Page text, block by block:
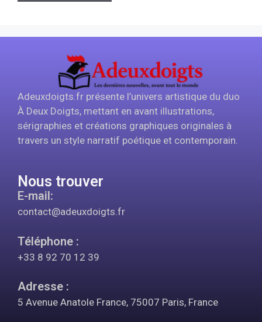
Adeuxdoigts.fr présente l’univers artistique du duo
À Deux Doigts, mettant en avant illustrations,
sérigraphies et créations graphiques originales à
travers un style narratif poétique et contemporain.
Nous trouver
E-mail:
contact@adeuxdoigts.fr
Téléphone :
+33 8 92 70 12 39
Adresse :
5 Avenue Anatole France, 75007 Paris, France